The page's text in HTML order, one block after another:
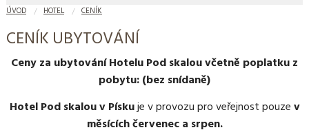
ÚVOD HOTEL CENÍK
CENÍK UBYTOVÁNÍ
Ceny za ubytování Hotelu Pod skalou včetně poplatku z
pobytu: (bez snídaně)
Hotel Pod skalou v Pískuje v provozu pro veřejnost pouzev
měsících červenec a srpen.